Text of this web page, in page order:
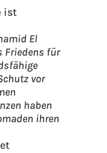
ist
El
Friedens für
vor
haben
ihren